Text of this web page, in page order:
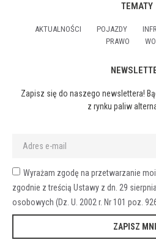
TEMATY
AKTUALNOŚCI POJAZDY
PRAWO
Zapisz się do naszego newslettera!
z rynku paliw
Wyrażam zgodę na przetwarzanie
zgodnie z treścią Ustawy z dn. 29
osobowych (Dz. U. 2002 r. Nr 101 poz.
ZAPISZ